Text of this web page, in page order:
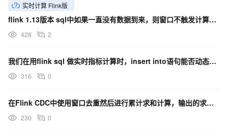
实时计算 Flink版
flink 1.13版本 sql中如果一直没有数据到来，则窗口不触发计算sql中怎么设置空闲时间呢？
428 2
我们在用flink sql 做实时指标计算时，insert into语句能否动态修改？
316 0
在Flink CDC中使用窗口去重然后进行累计求和计算，输出的求和结果会出现跳变，为什么？
230 0